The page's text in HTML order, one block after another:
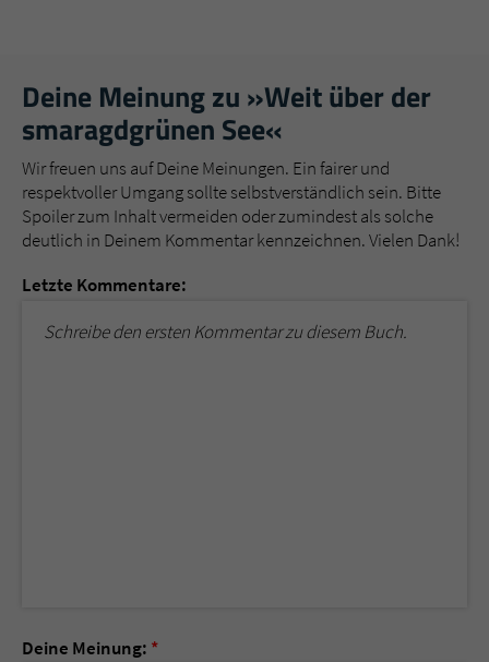
Deine Meinung zu »Weit über der
smaragdgrünen See«
Wir freuen uns auf Deine Meinungen. Ein fairer und
respektvoller Umgang sollte selbstverständlich sein. Bitte
Spoiler zum Inhalt vermeiden oder zumindest als solche
deutlich in Deinem Kommentar kennzeichnen. Vielen Dank!
Letzte Kommentare:
Schreibe den ersten Kommentar zu diesem Buch.
Deine Meinung: *